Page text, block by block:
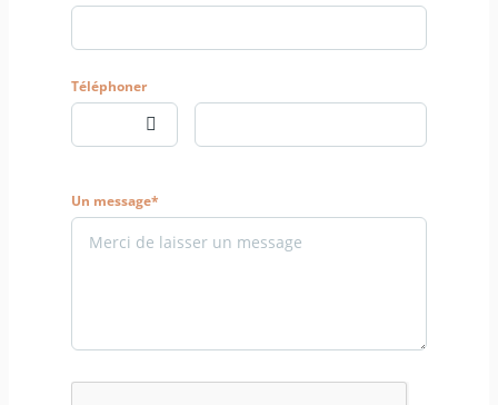
Téléphoner
Un message*